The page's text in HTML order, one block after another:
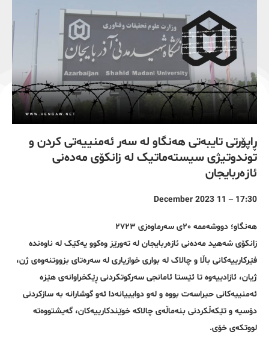
ڕاپۆرتی تایبەتی هەنگاو لە سەر ئەمنییەتی کردن و
توندوتیژی سیستەماتیک لە زانکۆی مەدەنی
ئازەربایجان
17:30 – 11 December 2023
هەنگاو؛ دووشەممە ٢٠ی سەرماوەزی ٢٧٢٣
زانکۆی شەهید مەدەنی ئازەربایجان لە تەورێز وەکوو یەکێک لە ناوەندە
فێرکارییەکانی باڵا و چالاک لە بواری خوازیاری لە سەرەتای بزووتنەوەی ژن،
ژیان، ئازادییەوە تا ئێستا ئامانجی سەرکوتکردنی ڕێکخراوانەی هێزە
ئەمنییەکانی حیراسەت بووە و لەو دوایییانەدا ئەو گوشارانە بە سازکردنی
دۆسیە و تێکەڵکردنی بنەماڵەی چالاکە خوێندکارییەکان، گەیشتووەتە
لووتکەی خۆی.